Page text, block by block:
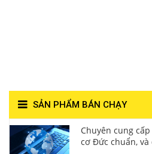
SẢN PHẨM BÁN CHẠY
Chuyên cung
cơ Đức chuẩn,